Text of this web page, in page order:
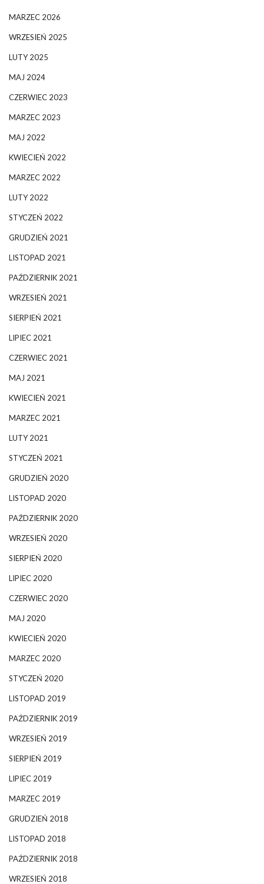
MARZEC 2026
WRZESIEŃ 2025
LUTY 2025
MAJ 2024
CZERWIEC 2023
MARZEC 2023
MAJ 2022
KWIECIEŃ 2022
MARZEC 2022
LUTY 2022
STYCZEŃ 2022
GRUDZIEŃ 2021
LISTOPAD 2021
PAŹDZIERNIK 2021
WRZESIEŃ 2021
SIERPIEŃ 2021
LIPIEC 2021
CZERWIEC 2021
MAJ 2021
KWIECIEŃ 2021
MARZEC 2021
LUTY 2021
STYCZEŃ 2021
GRUDZIEŃ 2020
LISTOPAD 2020
PAŹDZIERNIK 2020
WRZESIEŃ 2020
SIERPIEŃ 2020
LIPIEC 2020
CZERWIEC 2020
MAJ 2020
KWIECIEŃ 2020
MARZEC 2020
STYCZEŃ 2020
LISTOPAD 2019
PAŹDZIERNIK 2019
WRZESIEŃ 2019
SIERPIEŃ 2019
LIPIEC 2019
MARZEC 2019
GRUDZIEŃ 2018
LISTOPAD 2018
PAŹDZIERNIK 2018
WRZESIEŃ 2018